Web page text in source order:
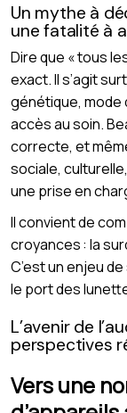
Un mythe à
une fatalité à
Dire que « tous
exact. Il s’agit
génétique, mode
accès au soin.
correcte, et
sociale,
une prise en
Il convient de
croyances : la
C’est un enjeu
le port des
L’avenir de
perspectives
Vers une